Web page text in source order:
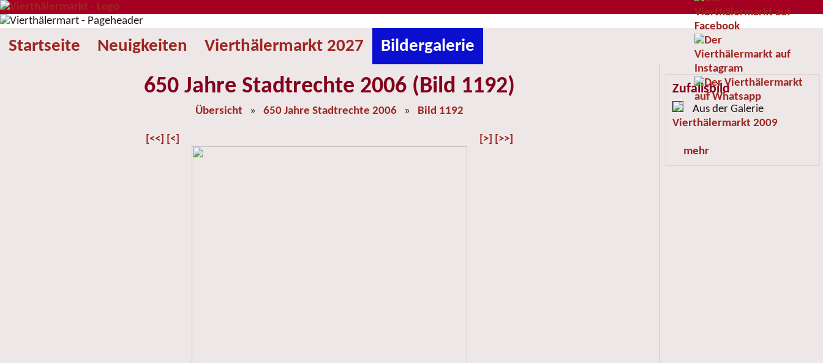
Startseite Neuigkeiten Vierthälermarkt 2027 Bildergalerie
650 Jahre Stadtrechte 2006 (Bild 1192)
Übersicht » 650 Jahre Stadtrechte 2006 » Bild 1192
[<<] [<] [>] [>>]
Zufallsbild
Aus der Galerie
Vierthälermarkt 2009
mehr